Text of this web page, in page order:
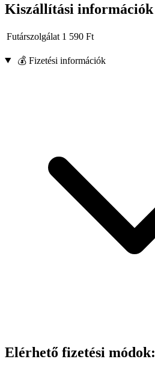
Kiszállítási információk
Futárszolgálat 1 590 Ft
💰 Fizetési információk
Elérhető fizetési módok: